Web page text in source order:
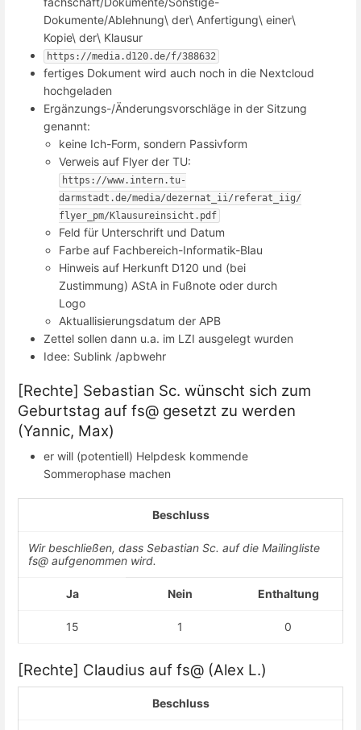
Dokumente/Ablehnung\ der\ Anfertigung\ einer\
Kopie\ der\ Klausur
https://media.d120.de/f/388632
fertiges Dokument wird auch noch in die Nextcloud
hochgeladen
Ergänzungs-/Änderungsvorschläge in der Sitzung
genannt:
keine Ich-Form, sondern Passivform
Verweis auf Flyer der TU:
https://www.intern.tu-
darmstadt.de/media/dezernat_ii/referat_iig/
flyer_pm/Klausureinsicht.pdf
Feld für Unterschrift und Datum
Farbe auf Fachbereich-Informatik-Blau
Hinweis auf Herkunft D120 und (bei
Zustimmung) AStA in Fußnote oder durch
Logo
Aktuallisierungsdatum der APB
Zettel sollen dann u.a. im LZI ausgelegt wurden
Idee: Sublink /apbwehr
[Rechte] Sebastian Sc. wünscht sich zum
Geburtstag auf fs@ gesetzt zu werden
(Yannic, Max)
er will (potentiell) Helpdesk kommende
Sommerophase machen
Beschluss
Wir beschließen, dass Sebastian Sc. auf die Mailingliste
fs@ aufgenommen wird.
Ja Nein Enthaltung
15 1 0
[Rechte] Claudius auf fs@ (Alex L.)
Beschluss